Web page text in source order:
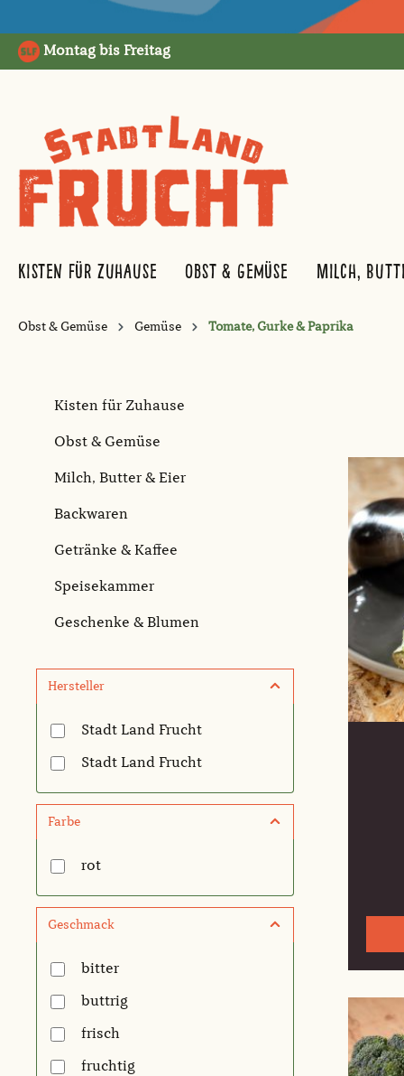
Montag bis Freitag
Kisten für Zuhause Obst & Gemüse Milch,
Obst & Gemüse Gemüse Tomate, Gurke & Paprika
Kisten für Zuhause
Obst & Gemüse
Milch, Butter & Eier
Backwaren
Getränke & Kaffee
Speisekammer
Geschenke & Blumen
Hersteller
Stadt Land Frucht
Stadt Land Frucht
Farbe
rot
Geschmack
bitter
buttrig
frisch
fruchtig